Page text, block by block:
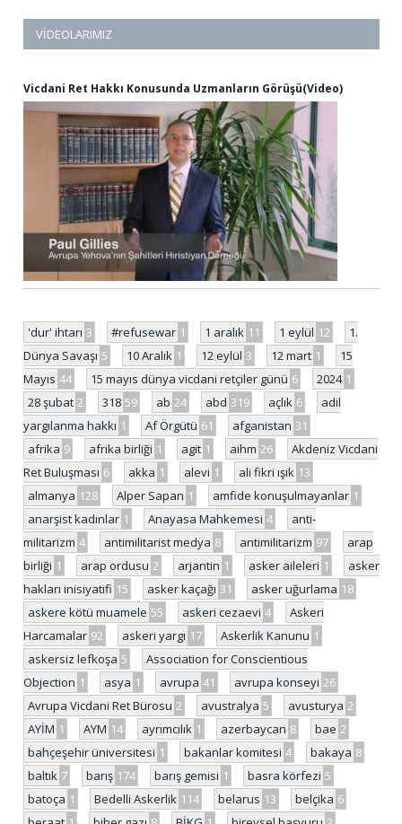
VIDEOLARIMIZ
Vicdani Ret Hakkı Konusunda Uzmanların Görüşü(Video)
'dur' ihtarı 3 #refusewar 1 1 aralık 11 1 eylül 12
1.
Dünya Savaşı 5 10 Aralık 1 12 eylül 3 12 mart 1
15
Mayıs 44 15 mayıs dünya vicdani retçiler günü 6 2024 1
28 şubat 2 318 59 ab 24 abd 319 açlık 6
adil
yargılanma hakkı 1 Af Örgütü 61 afganistan 31
afrika 9 afrika birliği 1 agit 1 aihm 26
Akdeniz Vicdani
Ret Buluşması 6 akka 1 alevi 1 ali fikri ışık 13
almanya 128 Alper Sapan 1 amfide konuşulmayanlar 1
anarşist kadınlar 1 Anayasa Mahkemesi 4
anti-
militarizm 4 antimilitarist medya 8 antimilitarizm 97
arap
birliği 1 arap ordusu 2 arjantin 1 asker aileleri 1
asker
hakları inisiyatifi 15 asker kaçağı 31 asker uğurlama 18
askere kötü muamele 55 askeri cezaevi 4
Askeri
Harcamalar 92 askeri yargı 17 Askerlik Kanunu 1
askersiz lefkoşa 5
Association for Conscientious
Objection 1 asya 1 avrupa 41 avrupa konseyi 26
Avrupa Vicdani Ret Bürosu 2 avustralya 5 avusturya 2
AYİM 1 AYM 14 ayrımcılık 1 azerbaycan 8 bae 2
bahçeşehir üniversitesi 1 bakanlar komitesi 4 bakaya 8
baltık 7 barış 174 barış gemisi 1 basra körfezi 5
batoça 1 Bedelli Askerlik 114 belarus 13 belçika 6